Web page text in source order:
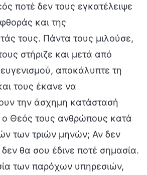
ποτέ δεν τους εγκατέλειψε
και της
τους. Πάντα τους μιλούσε,
στήριζε και μετά από
αποκάλυπτε τη
τους έκανε να
την άσχημη κατάστασή
Θεός τους ανθρώπους κατά
των τριών μηνών; Αν δεν
θα σου έδινε ποτέ σημασία.
των παρόχων υπηρεσιών,